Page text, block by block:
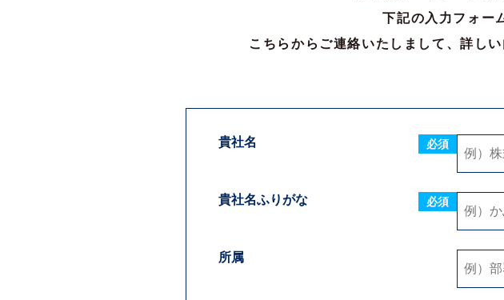
下記の入力フォー
こちらからご連絡いたしまして、詳し
貴社名 必須
貴社名ふりがな 必須
所属
必須
※可能
毎月
お取引内容